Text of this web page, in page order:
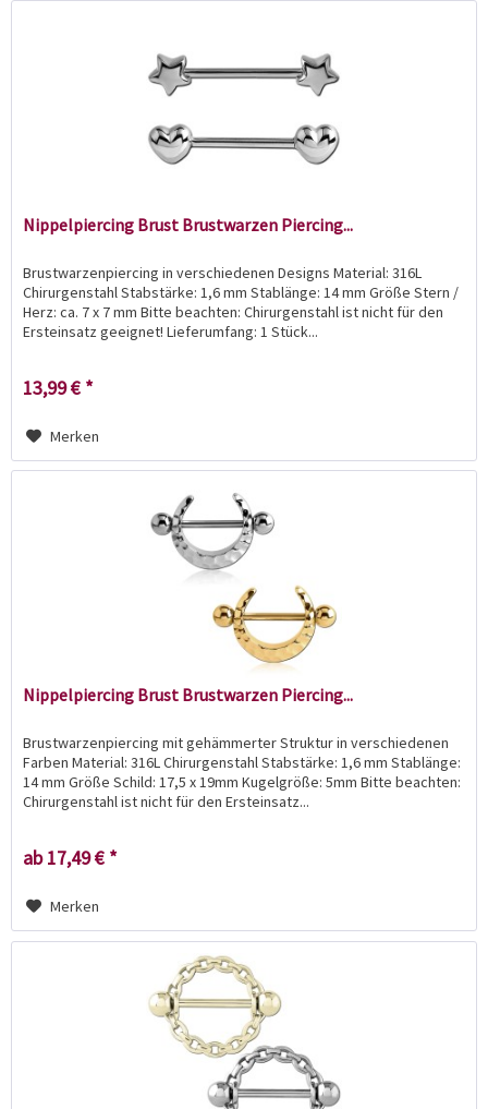
Nippelpiercing Brust Brustwarzen Piercing...
Brustwarzenpiercing in verschiedenen Designs Material: 316L
Chirurgenstahl Stabstärke: 1,6 mm Stablänge: 14 mm Größe Stern /
Herz: ca. 7 x 7 mm Bitte beachten: Chirurgenstahl ist nicht für den
Ersteinsatz geeignet! Lieferumfang: 1 Stück...
13,99 € *
Merken
Nippelpiercing Brust Brustwarzen Piercing...
Brustwarzenpiercing mit gehämmerter Struktur in verschiedenen
Farben Material: 316L Chirurgenstahl Stabstärke: 1,6 mm Stablänge:
14 mm Größe Schild: 17,5 x 19mm Kugelgröße: 5mm Bitte beachten:
Chirurgenstahl ist nicht für den Ersteinsatz...
ab 17,49 € *
Merken